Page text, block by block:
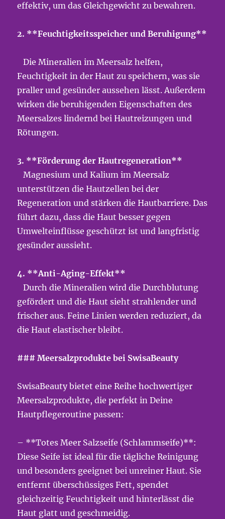
effektiv, um das Gleichgewicht zu bewahren.
2. **Feuchtigkeitsspeicher und Beruhigung**
Die Mineralien im Meersalz helfen,
Feuchtigkeit in der Haut zu speichern, was sie
praller und gesünder aussehen lässt. Außerdem
wirken die beruhigenden Eigenschaften des
Meersalzes lindernd bei Hautreizungen und
Rötungen.
3. **Förderung der Hautregeneration**
Magnesium und Kalium im Meersalz
unterstützen die Hautzellen bei der
Regeneration und stärken die Hautbarriere. Das
führt dazu, dass die Haut besser gegen
Umwelteinflüsse geschützt ist und langfristig
gesünder aussieht.
4. **Anti-Aging-Effekt**
Durch die Mineralien wird die Durchblutung
gefördert und die Haut sieht strahlender und
frischer aus. Feine Linien werden reduziert, da
die Haut elastischer bleibt.
### Meersalzprodukte bei SwisaBeauty
SwisaBeauty bietet eine Reihe hochwertiger
Meersalzprodukte, die perfekt in Deine
Hautpflegeroutine passen:
– **Totes Meer Salzseife (Schlammseife)**:
Diese Seife ist ideal für die tägliche Reinigung
und besonders geeignet bei unreiner Haut. Sie
entfernt überschüssiges Fett, spendet
gleichzeitig Feuchtigkeit und hinterlässt die
Haut glatt und geschmeidig.